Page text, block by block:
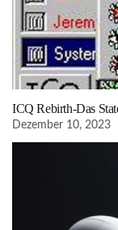
ICQ Rebirth-Das
Dezember 10, 2023